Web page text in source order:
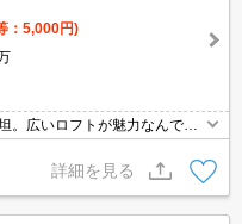
：5,000円)
。広いロフトが魅力なんで
前生活がやっぱり便利。角部
ちしております。
詳細を見る